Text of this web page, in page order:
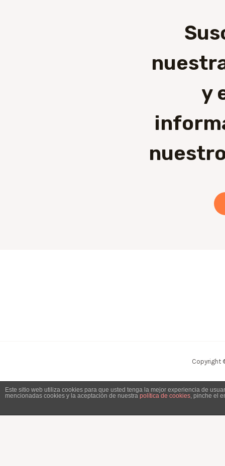
y
Copyright
Este sitio web utiliza cookies para que usted tenga la mejor experiencia de
mencionadas cookies y la aceptación de nuestra política de cookies, pinche el